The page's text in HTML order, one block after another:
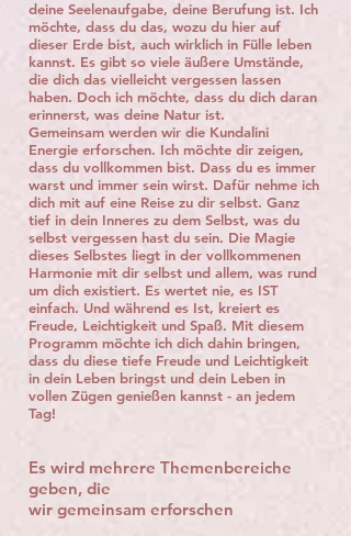
deine Seelenaufgabe, deine Berufung ist. Ich
möchte, dass du das, wozu du hier auf
dieser Erde bist, auch wirklich in Fülle leben
kannst. Es gibt so viele äußere Umstände,
die dich das vielleicht vergessen lassen
haben. Doch ich möchte, dass du dich daran
erinnerst, was deine Natur ist.
Gemeinsam werden wir die Kundalini
Energie erforschen. Ich möchte dir zeigen,
dass du vollkommen bist. Dass du es immer
warst und immer sein wirst. Dafür nehme ich
dich mit auf eine Reise zu dir selbst. Ganz
tief in dein Inneres zu dem Selbst, was du
selbst vergessen hast du sein. Die Magie
dieses Selbstes liegt in der vollkommenen
Harmonie mit dir selbst und allem, was rund
um dich existiert. Es wertet nie, es IST
einfach. Und während es Ist, kreiert es
Freude, Leichtigkeit und Spaß. Mit diesem
Programm möchte ich dich dahin bringen,
dass du diese tiefe Freude und Leichtigkeit
in dein Leben bringst und dein Leben in
vollen Zügen genießen kannst - an jedem
Tag!
Es wird mehrere Themenbereiche
geben, die
wir gemeinsam erforschen